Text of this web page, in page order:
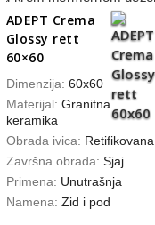
ADEPT Crema
Glossy rett
60×60
Dimenzija: 60x60
Materijal: Granitna
keramika
Obrada ivica: Retifikovana
Završna obrada: Sjaj
Primena: Unutrašnja
Namena: Zid i pod